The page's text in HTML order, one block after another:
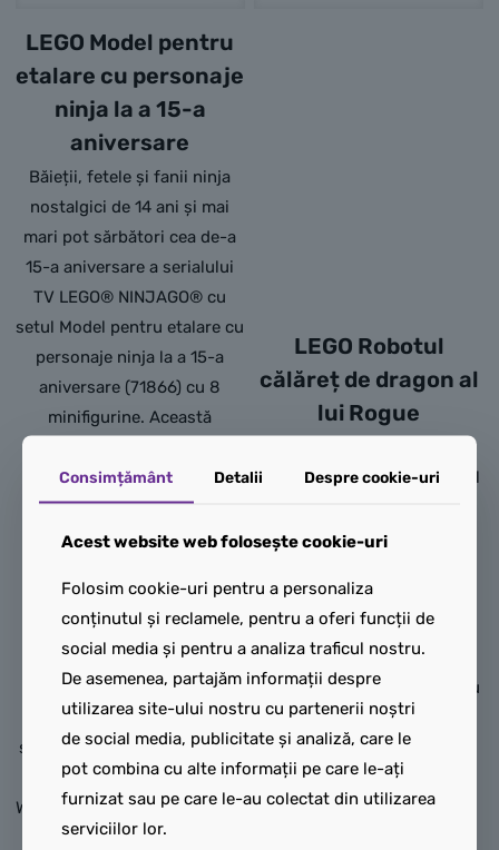
LEGO Model pentru
etalare cu personaje
ninja la a 15-a
aniversare
Băieții, fetele și fanii ninja
nostalgici de 14 ani și mai
mari pot sărbători cea de-a
15-a aniversare a serialului
TV LEGO® NINJAGO® cu
setul Model pentru etalare cu
personaje ninja la a 15-a
aniversare (71866) cu 8
minifigurine. Această
are trepte, o poartă care se
deschide, un felinar de
piatră, un arbore de cireș
spate cu stickere care
înfățișează o bătălie
faimoasă din NINJAGO.
Minifigurinele reprezintă
personaje din sezonul 1 al
serialului TV LEGO NINJAGO:
Kai, Zane, Cole, Jay, Lloyd,
Wu și Samurai X, toți echipați
cu propriile accesorii arme,
LEGO Robotul
călăreț de dragon al
lui Rogue
Robotul călăreț de dragon al
băieții și fetele de 8 ani și
povești din sezonul 3 al
serialului TV NINJAGO®
Ascensiunea dragonilor.
Copiii se pot juca separat cu
un robot șicu primul robot-
dragon NINJAGO de jucărie
creat vreodată, pentru ca
apoi să le combine în
Consimțământ Detalii Despre cookie-uri
Acest website web folosește cookie-uri
Folosim cookie-uri pentru a personaliza
conținutul și reclamele, pentru a oferi funcții de
social media și pentru a analiza traficul nostru.
De asemenea, partajăm informații despre
utilizarea site-ului nostru cu partenerii noștri
de social media, publicitate și analiză, care le
pot combina cu alte informații pe care le-ați
furnizat sau pe care le-au colectat din utilizarea
serviciilor lor.